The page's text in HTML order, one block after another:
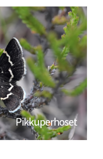
Pikkuperhoset